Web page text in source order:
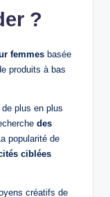
?
femmes basée
produits à bas
plus en plus
des
popularité de
ciblées
créatifs de